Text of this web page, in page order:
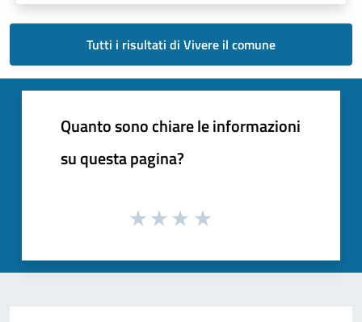
Tutti i risultati di Vivere il comune
Quanto sono chiare le informazioni
su questa pagina?